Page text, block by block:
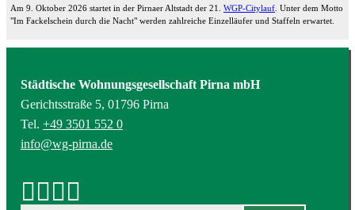
Am 9. Oktober 2026 startet in der Pirnaer Altstadt der 21. WGP-Citylauf . Unter dem Motto
"Im Fackelschein durch die Nacht" werden zahlreiche Einzelläufer und Staffeln erwartet.
Städtische Wohnungsgesellschaft Pirna mbH
Gerichtsstraße 5, 01796 Pirna
Tel. +49 3501 552 0
info@wg-pirna.de